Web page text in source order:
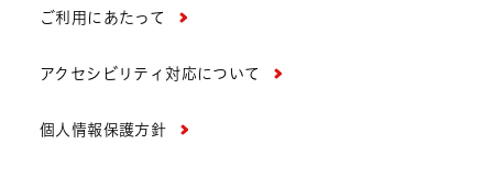
ご利用にあたって
アクセシビリティ対応について
個人情報保護方針